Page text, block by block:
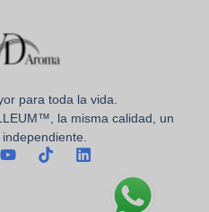
para toda la vida.
la misma calidad, un
Y T
i
L